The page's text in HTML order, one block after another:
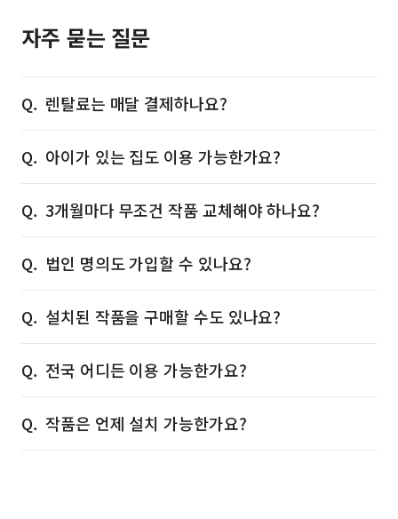
자주 묻는 질문
렌탈료는 매달 결제하나요?
아이가 있는 집도 이용 가능한가요?
3개월마다 무조건 작품 교체해야 하나요?
법인 명의도 가입할 수 있나요?
설치된 작품을 구매할 수도 있나요?
전국 어디든 이용 가능한가요?
작품은 언제 설치 가능한가요?